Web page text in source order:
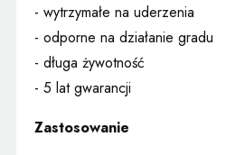
- wytrzymałe na uderzenia
- odporne na działanie gradu
- długa żywotność
- 5 lat gwarancji
Zastosowanie